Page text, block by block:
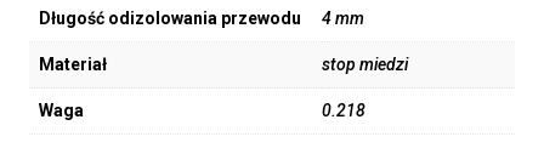
Długość odizolowania przewodu 4 mm
Materiał stop miedzi
Waga 0.218